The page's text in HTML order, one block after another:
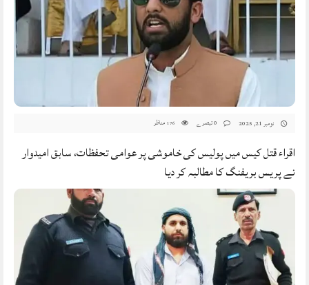
نومبر 21, 2025 176 مناظر
اقراء قتل کیس میں پولیس کی خاموشی پر عوامی تحفظات، سابق امیدوار
نے پریس بریفنگ کا مطالبہ کر دیا